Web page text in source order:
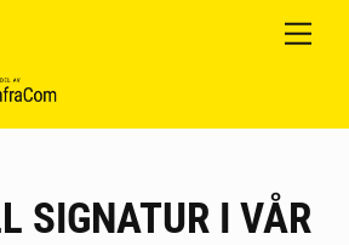
Cart
SIGNATUR I VÅR